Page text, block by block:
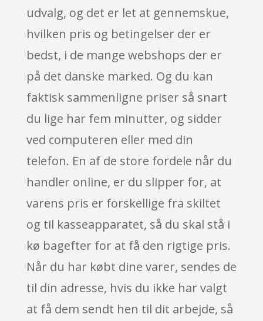
udvalg, og det er let at gennemskue,
hvilken pris og betingelser der er
bedst, i de mange webshops der er
på det danske marked. Og du kan
faktisk sammenligne priser så snart
du lige har fem minutter, og sidder
ved computeren eller med din
telefon. En af de store fordele når du
handler online, er du slipper for, at
varens pris er forskellige fra skiltet
og til kasseapparatet, så du skal stå i
kø bagefter for at få den rigtige pris.
Når du har købt dine varer, sendes de
til din adresse, hvis du ikke har valgt
at få dem sendt hen til dit arbejde, så